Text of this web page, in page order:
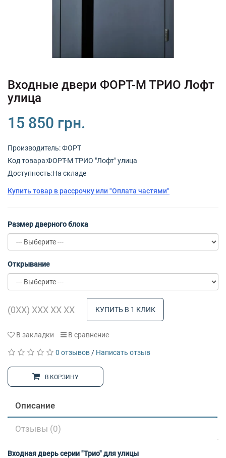
Входные двери ФОРТ-М ТРИО Лофт
улица
15 850 грн.
Производитель:ФОРТ
Код товарa:ФОРТ-М ТРИО "Лофт" улица
Доступность:На складе
Купить товар в рассрочку или "Оплата частями"
Размер дверного блока
Открывание
КУПИТЬ В 1 КЛИК
В закладки В сравнение
0 отзывов / Написать отзыв
В КОРЗИНУ
Описание
Отзывы (0)
Входная дверь серии "Трио" для улицы